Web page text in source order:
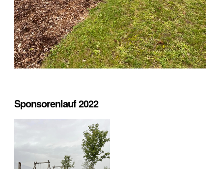
Sponsorenlauf 2022